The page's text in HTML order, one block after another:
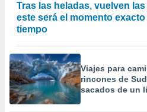
Tras las heladas, vuelven
este será el momento exacto
tiempo
Viajes para
rincones de
sacados de un